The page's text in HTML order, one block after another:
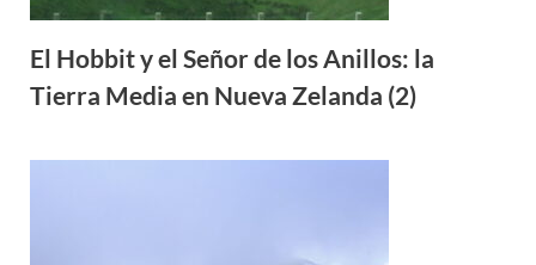
El Hobbit y el Señor de los Anillos: la
Tierra Media en Nueva Zelanda (2)